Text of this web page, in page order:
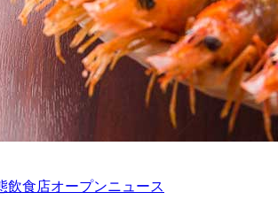
飲食店オープンニュース